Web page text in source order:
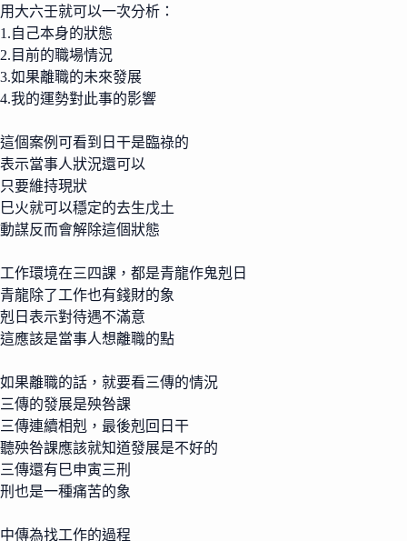
用大六壬就可以一次分析：
1.自己本身的狀態
2.目前的職場情況
3.如果離職的未來發展
4.我的運勢對此事的影響
這個案例可看到日干是臨祿的
表示當事人狀況還可以
只要維持現狀
巳火就可以穩定的去生戊土
動謀反而會解除這個狀態
工作環境在三四課，都是青龍作鬼剋日
青龍除了工作也有錢財的象
剋日表示對待遇不滿意
這應該是當事人想離職的點
如果離職的話，就要看三傳的情況
三傳的發展是殃咎課
三傳連續相剋，最後剋回日干
聽殃咎課應該就知道發展是不好的
三傳還有巳申寅三刑
刑也是一種痛苦的象
中傳為找工作的過程